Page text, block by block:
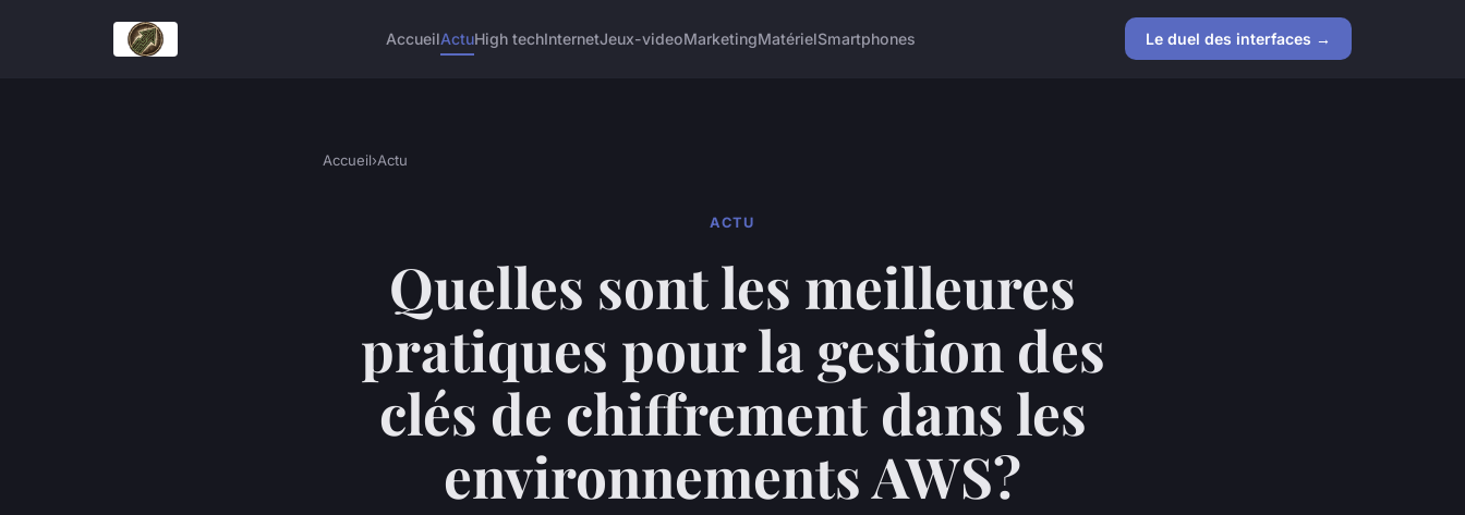
AccueilActuHigh techInternetJeux-videoMarketingMatérielSmartphones Le duel des interfaces →
Accueil›Actu
ACTU
Quelles sont les meilleures
pratiques pour la gestion des
clés de chiffrement dans les
environnements AWS?